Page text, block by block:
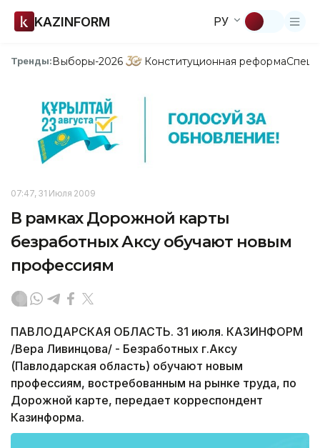
KAZINFORM РУ
Тренды:Выборы-2026 Конституционная реформа
07:47, 31 Июля 2009
В рамках Дорожной карты
безработных Аксу обучают новым
профессиям
ПАВЛОДАРСКАЯ ОБЛАСТЬ. 31 июля. КАЗИНФОРМ
/Вера Ливинцова/ - Безработных г.Аксу
(Павлодарская область) обучают новым
профессиям, востребованным на рынке труда, по
Дорожной карте, передает корреспондент
Казинформа.